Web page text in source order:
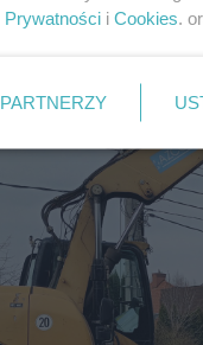
Prywatności i Cookies.
PARTNERZY